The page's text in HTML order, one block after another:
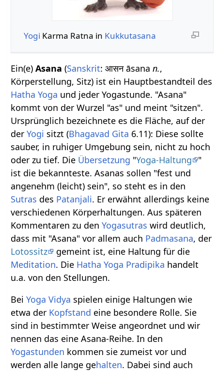
Yogi Karma Ratna in Kukkutasana
Ein(e)Asana (Sanskrit: आसन āsanan.,
Körperstellung, Sitz) ist ein Hauptbestandteil des
Hatha Yoga und jeder Yogastunde. "Asana"
kommt von der Wurzel "as" und meint "sitzen".
Ursprünglich bezeichnete es die Fläche, auf der
derYogi sitzt (Bhagavad Gita 6.11): Diese sollte
sauber, in ruhiger Umgebung sein, nicht zu hoch
oder zu tief. Die Übersetzung "Yoga-Haltung
"
ist die bekannteste. Asanas sollen "fest und
angenehm (leicht) sein", so steht es in den
Sutras des Patanjali. Er erwähnt allerdings keine
verschiedenen Körperhaltungen. Aus späteren
Kommentaren zu denYogasutras wird deutlich,
dass mit "Asana" vor allem auch Padmasana, der
Lotossitz
gemeint ist, eine Haltung für die
Meditation. Die Hatha Yoga Pradipika handelt
u.a. von den Stellungen.
BeiYoga Vidya spielen einige Haltungen wie
etwa der Kopfstand eine besondere Rolle. Sie
sind in bestimmter Weise angeordnet und wir
nennen das eine Asana-Reihe. In den
Yogastunden kommen sie zumeist vor und
werden alle lange gehalten. Dabei sind auch